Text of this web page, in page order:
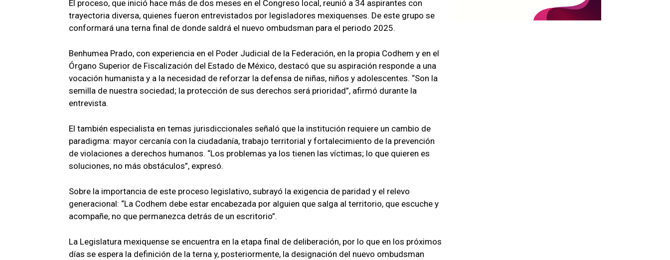
El proceso, que inició hace más de dos meses en el Congreso local, reunió a 34 aspirantes con
trayectoria diversa, quienes fueron entrevistados por legisladores mexiquenses. De este grupo se
conformará una terna final de donde saldrá el nuevo ombudsman para el periodo 2025.
Benhumea Prado, con experiencia en el Poder Judicial de la Federación, en la propia Codhem y en el
Órgano Superior de Fiscalización del Estado de México, destacó que su aspiración responde a una
vocación humanista y a la necesidad de reforzar la defensa de niñas, niños y adolescentes. “Son la
semilla de nuestra sociedad; la protección de sus derechos será prioridad”, afirmó durante la
entrevista.
El también especialista en temas jurisdiccionales señaló que la institución requiere un cambio de
paradigma: mayor cercanía con la ciudadanía, trabajo territorial y fortalecimiento de la prevención
de violaciones a derechos humanos. “Los problemas ya los tienen las víctimas; lo que quieren es
soluciones, no más obstáculos”, expresó.
Sobre la importancia de este proceso legislativo, subrayó la exigencia de paridad y el relevo
generacional: “La Codhem debe estar encabezada por alguien que salga al territorio, que escuche y
acompañe, no que permanezca detrás de un escritorio”.
La Legislatura mexiquense se encuentra en la etapa final de deliberación, por lo que en los próximos
días se espera la definición de la terna y, posteriormente, la designación del nuevo ombudsman